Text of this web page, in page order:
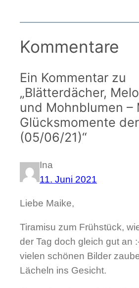
Kommentare
Ein Kommentar zu
„Blätterdächer,
und Mohnblumen –
Glücksmomente
(05/06/21)“
Ina
11. Juni 2021
Liebe Maike,
Tiramisu zum Frühstück,
der Tag doch gleich gut an
vielen schönen Bilder
Lächeln ins Gesicht.